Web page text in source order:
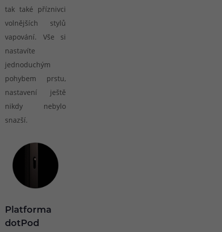
tak také příznivci
volnějších stylů
vapování. Vše si
nastavíte
jednoduchým
pohybem prstu,
nastavení ještě
nikdy nebylo
snazší.
Platforma
dotPod